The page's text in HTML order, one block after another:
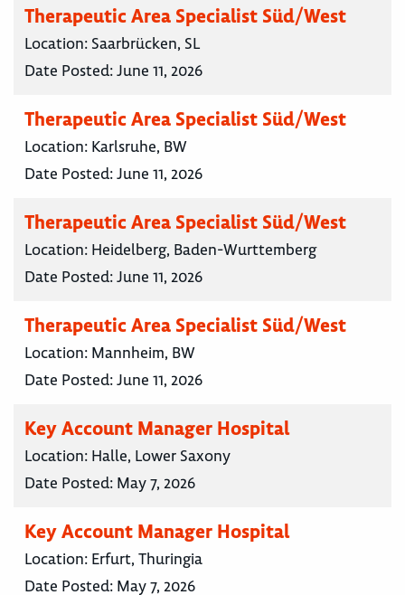
Therapeutic Area Specialist Süd/West
Location: Saarbrücken, SL
Date Posted:June 11, 2026
Therapeutic Area Specialist Süd/West
Location: Karlsruhe, BW
Date Posted:June 11, 2026
Therapeutic Area Specialist Süd/West
Location: Heidelberg, Baden-Wurttemberg
Date Posted:June 11, 2026
Therapeutic Area Specialist Süd/West
Location: Mannheim, BW
Date Posted:June 11, 2026
Key Account Manager Hospital
Location: Halle, Lower Saxony
Date Posted: May 7, 2026
Key Account Manager Hospital
Location: Erfurt, Thuringia
Date Posted: May 7, 2026